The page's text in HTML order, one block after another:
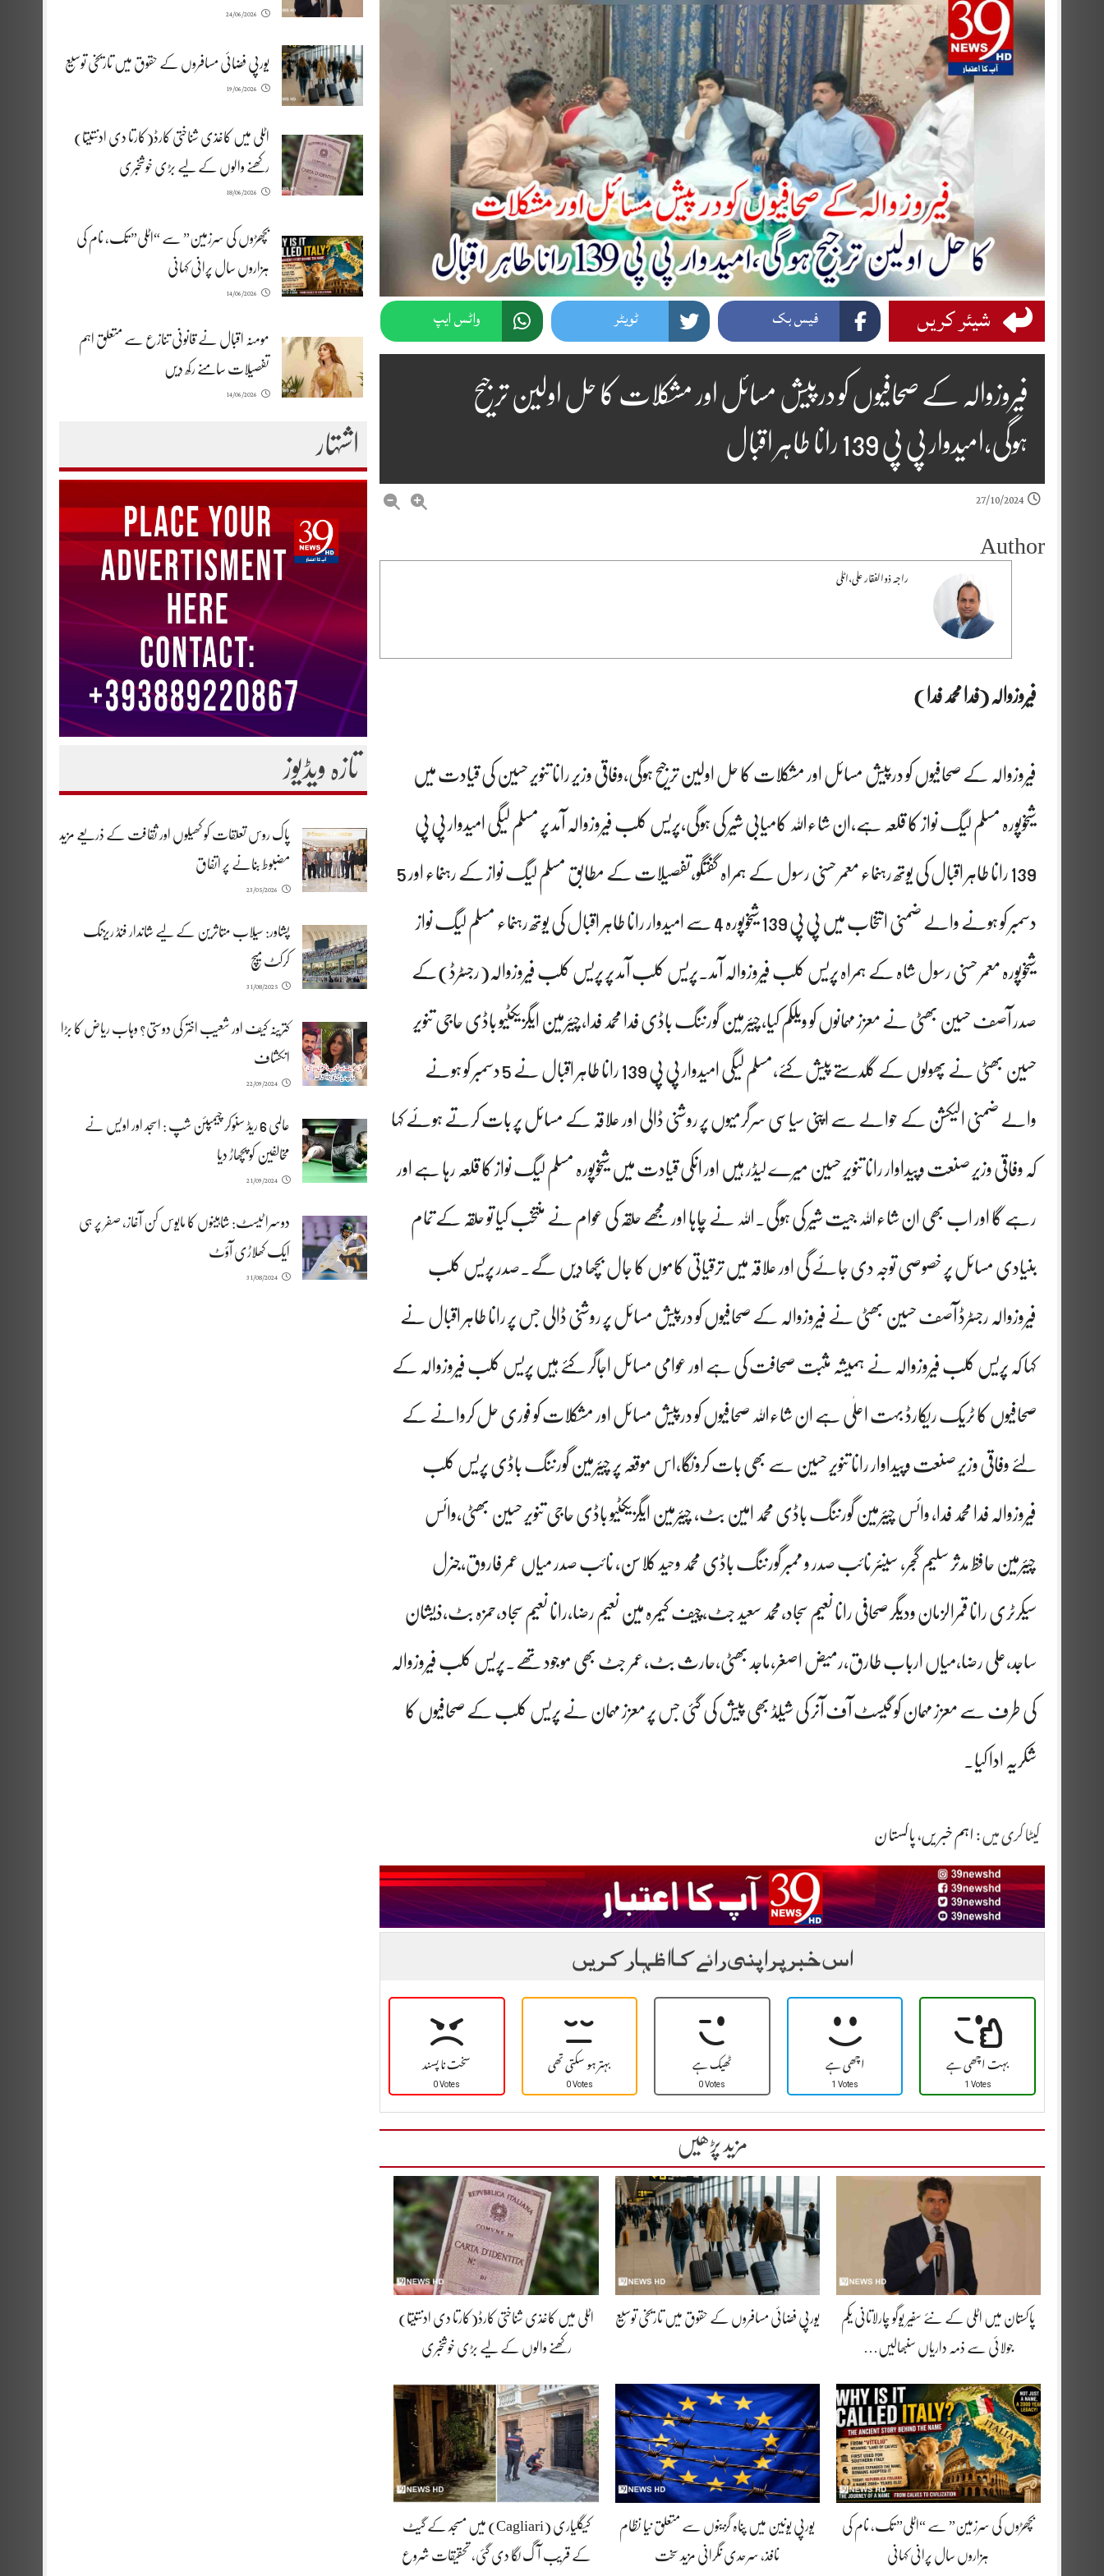
24/06/2026
یورپی فضائی مسافروں کے حقوق میں تاریخی توسیع
19/06/2026
اٹلی میں کاغذی شناختی کارڈ(کارتا دی ادنتیتا)
رکھنے والوں کے لیے بڑی خوشخبری
18/06/2026
بچھڑوں کی سرزمین” سے “اٹلی” تک، نام کی
ہزاروں سال پرانی کہانی
14/06/2026
مومنہ اقبال نے قانونی تنازع سے متعلق اہم
تفصیلات سامنے رکھ دیں
14/06/2026
اشتہار
تازہ ویڈیوز
پاک روس تعلقات کو کھیلوں اور ثقافت کے ذریعے مزید
مضبوط بنانے پر اتفاق
23/05/2026
پشاور: سیلاب متاثرین کے لیے شاندار فنڈ ریزنگ
کرکٹ میچ
31/08/2025
کترینہ کیف اور شعیب اختر کی دوستی؟ وہاب ریاض کا بڑا
انکشاف
22/09/2024
عالمی 6 ریڈ سنوکر چیمپئن شپ : اسجد اور اویس نے
مخالفین کو پچھاڑ دیا
21/09/2024
دوسرا ٹیسٹ: شاہینوں کا مایوس کن آغاز، صفر پر ہی
ایک کھلاڑی آؤٹ
31/08/2024
شیئر کریں فیس بک ٹویٹر واٹس ایپ
فیروزوالہ کے صحافیوں کو درپیش مسائل اور مشکلات کا حل اولین ترجیح
ہوگی،امیدوار پی پی 139 رانا طاہر اقبال
27/10/2024
Author
راجہ ذوالفقار علی،اٹلی
فیروزوالہ (فدا محمد فدا )
فیروزوالہ کے صحافیوں کو درپیش مسائل اور مشکلات کا حل اولین ترجیح ہوگی،وفاقی وزیر رانا تنویر حسین کی قیادت میں
شیخوپورہ مسلم لیگ نواز کا قلعہ ہے،ان شاءاللہ کامیابی شیر کی ہوگی،پریس کلب فیروزوالہ آمد پر مسلم لیگی امیدوار پی پی
139 رانا طاہر اقبال کی یوتھ رہنماء معمر حسنی رسول کے ہمراہ گفتگو،تفصیلات کے مطابق مسلم لیگ نواز کے رہنماء اور 5
دسمبر کو ہونے والے ضمنی انتخاب میں پی پی 139 شیخوپورہ 4 سے امیدوار رانا طاہر اقبال کی یوتھ رہنماء مسلم لیگ نواز
شیخوپورہ معمر حسنی رسول شاہ کے ہمراہ پریس کلب فیروزوالہ آمد۔پریس کلب آمد پر پریس کلب فیروزوالہ(رجسٹرڈ)کے
صدر آصف حسین بھٹی نے معزز مہمانوں کو ویلکم کیا،چیئرمین گورننگ باڈی فدا محمد فدا،چیئرمین ایگزیکٹیو باڈی حاجی تنویر
حسین بھٹی نے پھولوں کے گلدستے پیش کئے،مسلم لیگی امیدوار پی پی 139 رانا طاہر اقبال نے 5 دسمبر کو ہونے
والے ضمنی الیکشن کے حوالے سے اپنی سیاسی سرگرمیوں پر روشنی ڈالی اور علاقہ کے مسائل پر بات کرتے ہوئے کہا
کہ وفاقی وزیر صنعت وپیداوار رانا تنویر حسین میرے لیڈر ہیں اور انکی قیادت میں شیخوپورہ مسلم لیگ نواز کا قلعہ رہا ہے اور
رہے گا اور اب بھی ان شاءاللہ جیت شیر کی ہوگی۔اللہ نے چاہا اور مجھے حلقہ کی عوام نے منتخب کیا تو حلقہ کے تمام
بنیادی مسائل پر خصوصی توجہ دی جائے گی اور علاقہ میں ترقیاتی کاموں کا جال بچھا دیں گے۔صدر پریس کلب
فیروزوالہ رجسٹرڈ آصف حسین بھٹی نے فیروزوالہ کے صحافیوں کو درپیش مسائل پر روشنی ڈالی جس پر رانا طاہر اقبال نے
کہا کہ پریس کلب فیروزوالہ نے ہمیشہ مثبت صحافت کی ہے اور عوامی مسائل اجاگر کئے ہیں پریس کلب فیروزوالہ کے
صحافیوں کا ٹریک ریکارڈ بہت اعلٰی ہے ان شاءاللہ صحافیوں کو درپیش مسائل اور مشکلات کو فوری حل کروانے کے
لئے وفاقی وزیر صنعت وپیداوار رانا تنویر حسین سے بھی بات کرونگا،اس موقعہ پر چیئرمین گورننگ باڈی پریس کلب
فیروزوالہ فدا محمد فدا، وائس چیئرمین گورننگ باڈی محمد امین بٹ، چیئرمین ایگزیکٹیو باڈی حاجی تنویر حسین بھٹی،وائس
چیئرمین حافظ مدثر سلیم گجر، سینئر نائب صدر و ممبر گورننگ باڈی محمد وحید کلاسن، نائب صدر میاں عمر فاروق،جنرل
سیکرٹری رانا قمرالزمان ودیگر صحافی رانا نعیم سجاد،محمد سعید جٹ،چیف کیمرہ مین نعیم رضا،رانا نعیم سجاد،حمزہ بٹ،ذیشان
ساجد،علی رضا،میاں ارباب طارق،رمیض اصغر،ماجد بھٹی،حارث بٹ،عمر جٹ بھی موجود تھے۔پریس کلب فیروزوالہ
کی طرف سے معزز مہمان کو گیسٹ آف آنر کی شیلڈ بھی پیش کی گئی جس پر معزز مہمان نے پریس کلب کے صحافیوں کا
شکریہ ادا کیا۔
کیٹاگری میں :اہم خبریں،پاکستان
اس خبر پر اپنی رائے کا اظہار کریں
سخت نا پسند
0 Votes بہتر ہو سکتی تھی
0 Votes ٹھیک ہے
0 Votes اچھی ہے
1 Votes بہت اچھی ہے
1 Votes
مزید پڑھیں
پاکستان میں اٹلی کے نئے سفیر یوگو چارلاتانی یکم
جولائی سے ذمہ داریاں سنبھالیں…
یورپی فضائی مسافروں کے حقوق میں تاریخی توسیع اٹلی میں کاغذی شناختی کارڈ(کارتا دی ادنتیتا)
رکھنے والوں کے لیے بڑی خوشخبری
بچھڑوں کی سرزمین” سے “اٹلی” تک، نام کی
ہزاروں سال پرانی کہانی
یورپی یونین میں پناہ گزینوں سے متعلق نیا نظام
نافذ، سرحدی نگرانی مزید سخت
کیگلیاری (Cagliari) میں مسجد کے گیٹ
کے قریب آگ لگا دی گئی، تحقیقات شروع